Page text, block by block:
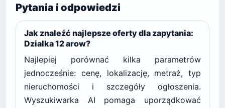
Pytania i odpowiedzi
Jak znaleźć najlepsze oferty dla zapytania:
Dzialka 12 arow?
Najlepiej porównać kilka parametrów
jednocześnie: cenę, lokalizację, metraż, typ
nieruchomości i szczegóły ogłoszenia.
Wyszukiwarka AI pomaga uporządkować